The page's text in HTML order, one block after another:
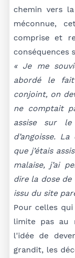
chemin vers
méconnue,
comprise et
conséquences
« Je me
abordé le
conjoint, on
ne comptait
assise sur
d’angoisse.
que j’étais
malaise, j’ai
dire la dose de
issu du site
Pour celles
limite pas au
l'idée de
grandit, les